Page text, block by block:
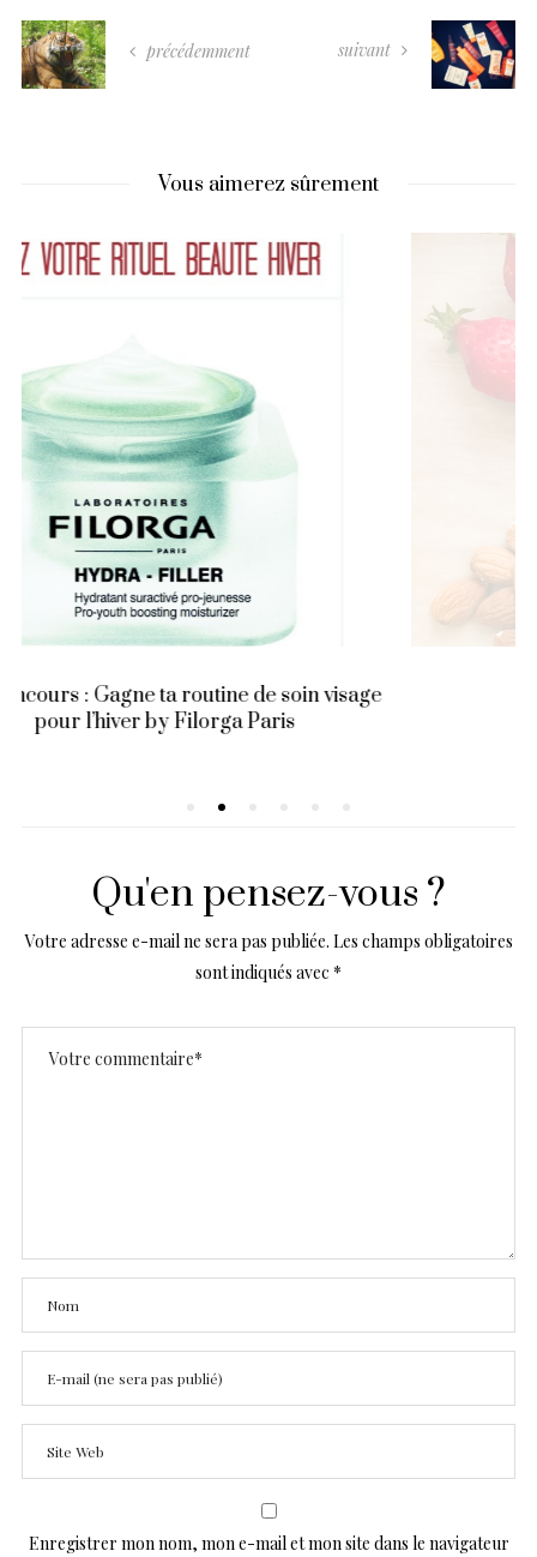
précédemment suivant
Vous aimerez sûrement
Un coup de mou ? La solution
Qu'en pensez-vous ?
Votre adresse e-mail ne sera pas publiée. Les champs obligatoires
sont indiqués avec *
Enregistrer mon nom, mon e-mail et mon site dans le navigateur